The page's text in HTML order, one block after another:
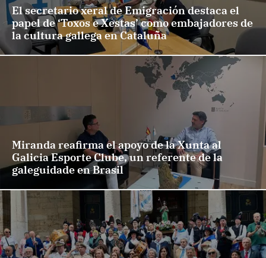
El secretario xeral de Emigración destaca el
papel de ‘Toxos e Xestas’ como embajadores de
la cultura gallega en Cataluña
Miranda reafirma el apoyo de la Xunta al
Galicia Esporte Clube, un referente de la
galeguidade en Brasil